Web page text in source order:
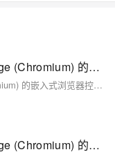
WebView2 控件（基于 Microsoft Edge (Chromium) 的嵌入式浏览器控件），保存资源(图片、脚本、CSS)
WebView2 控件（基于 Microsoft Edge (Chromium) 的嵌入式浏览器控件），保存资源(图片、脚本、CSS)
WebView2 控件（基于 Microsoft Edge (Chromium) 的嵌入式浏览器控件），获取网页加载资源